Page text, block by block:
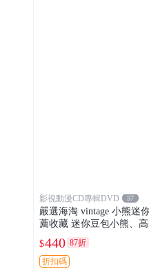
影視動漫CD專輯DVD 57
嚴選海淘 vintage 小熊迷
薦收藏 迷你豆包小熊、
$440 87折
折扣碼